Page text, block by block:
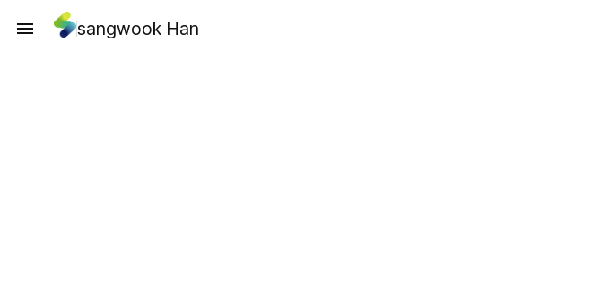
sangwook Han